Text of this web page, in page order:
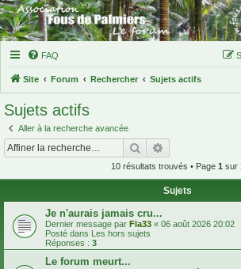
FAQ
Site Forum Rechercher Sujets actifs
Sujets actifs
Aller à la recherche avancée
Rechercher
10 résultats trouvés • Page 1 sur
Sujets
Je n'aurais jamais cru...
Dernier message par Fla33 « 06 août 2026 20:02
Posté dans Les hors sujets
Réponses : 3
Le forum meurt...